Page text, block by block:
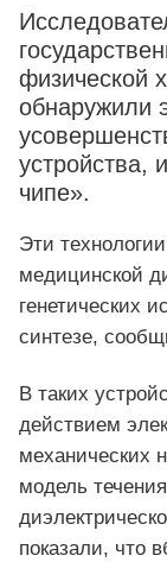
физической
обнаружили
устройства,
чипе».
Эти
медицинской
генетических
синтезе,
В таких
действием
механических
модель
показали, что